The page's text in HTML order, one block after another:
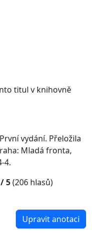
titul v knihovně
První vydání. Přeložila
Mladá fronta,
4.
5(206 hlasů)
Upravit anotaci